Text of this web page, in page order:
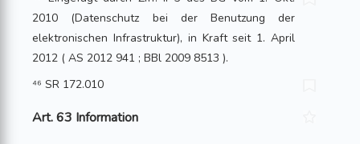
2010 (Datenschutz bei der Benutzung der
elektronischen Infrastruktur), in Kraft seit 1. April
2012 ( AS 2012 941 ; BBl 2009 8513 ).
⁴⁶ SR 172.010
Art. 63 Information